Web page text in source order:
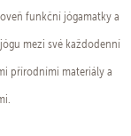
funkční jógamatky a
mezi své každodenní
přírodními materiály a